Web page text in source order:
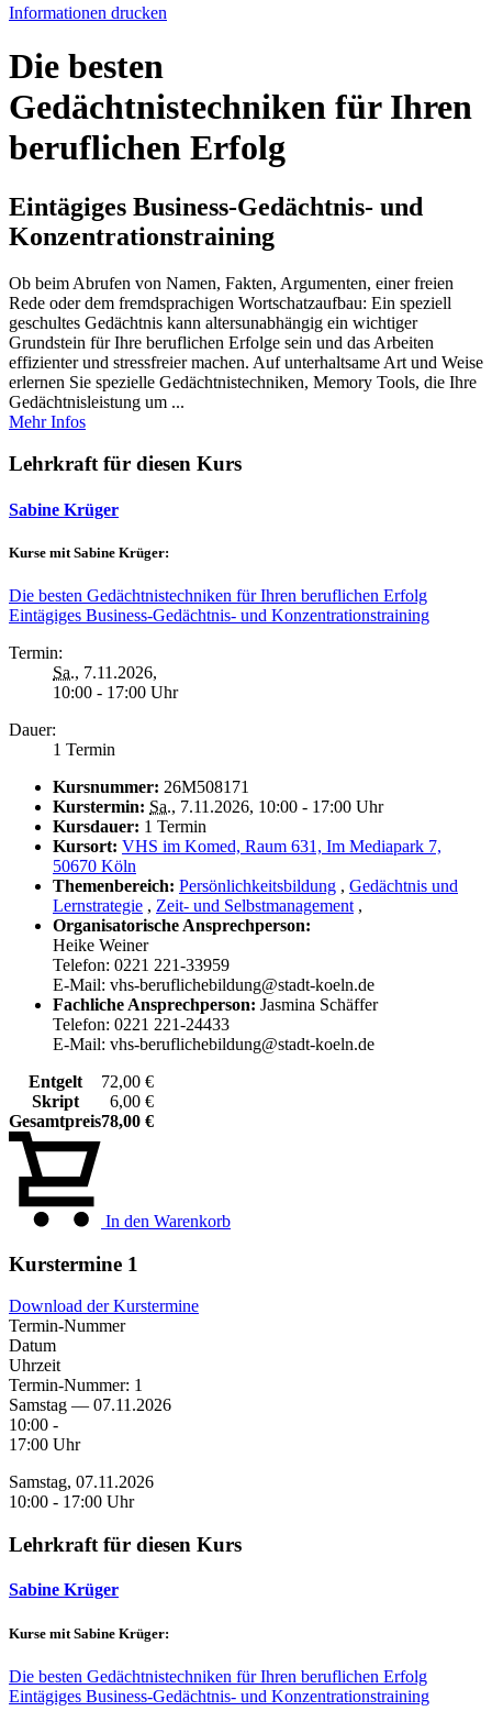
Informationen drucken
Die besten
Gedächtnistechniken für Ihren
beruflichen Erfolg
Eintägiges Business-Gedächtnis- und
Konzentrationstraining
Ob beim Abrufen von Namen, Fakten, Argumenten, einer freien
Rede oder dem fremdsprachigen Wortschatzaufbau: Ein speziell
geschultes Gedächtnis kann altersunabhängig ein wichtiger
Grundstein für Ihre beruflichen Erfolge sein und das Arbeiten
effizienter und stressfreier machen. Auf unterhaltsame Art und Weise
erlernen Sie spezielle Gedächtnistechniken, Memory Tools, die Ihre
Gedächtnisleistung um ...
Mehr Infos
Lehrkraft für diesen Kurs
Sabine Krüger
Kurse mit Sabine Krüger:
Die besten Gedächtnistechniken für Ihren beruflichen Erfolg
Eintägiges Business-Gedächtnis- und Konzentrationstraining
Termin:
Sa., 7.11.2026,
10:00 - 17:00 Uhr
Dauer:
1 Termin
Kursnummer: 26M508171
Kurstermin: Sa., 7.11.2026, 10:00 - 17:00 Uhr
Kursdauer: 1 Termin
Kursort: VHS im Komed, Raum 631, Im Mediapark 7,
50670 Köln
Themenbereich: Persönlichkeitsbildung , Gedächtnis und
Lernstrategie , Zeit- und Selbstmanagement ,
Organisatorische Ansprechperson:
Heike Weiner
Telefon: 0221 221-33959
E-Mail: vhs-beruflichebildung@stadt-koeln.de
Fachliche Ansprechperson: Jasmina Schäffer
Telefon: 0221 221-24433
E-Mail: vhs-beruflichebildung@stadt-koeln.de
Entgelt
72,00 €
Skript
6,00 €
Gesamtpreis78,00 €
In den Warenkorb
Kurstermine 1
Download der Kurstermine
Termin-Nummer
Datum
Uhrzeit
Termin-Nummer: 1
Samstag — 07.11.2026
10:00 -
17:00 Uhr
Samstag, 07.11.2026
10:00 - 17:00 Uhr
Lehrkraft für diesen Kurs
Sabine Krüger
Kurse mit Sabine Krüger:
Die besten Gedächtnistechniken für Ihren beruflichen Erfolg
Eintägiges Business-Gedächtnis- und Konzentrationstraining